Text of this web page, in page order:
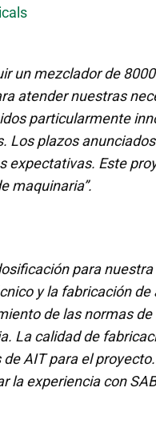
un mezclador de
atender nuestras
particularmente
Los plazos
expectativas. Este
maquinaria”.
para
y la fabricación
de las normas
La calidad de
AIT para el
experiencia con